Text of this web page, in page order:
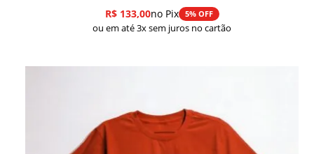
R$133,00no Pix 5% OFF
ou em até 3x sem juros no cartão